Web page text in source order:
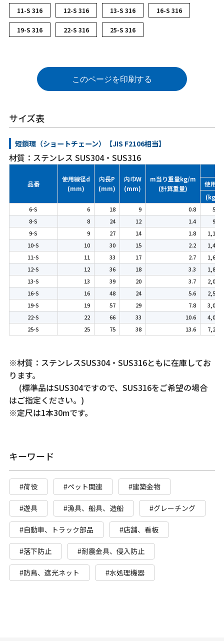
11-S 316 12-S 316 13-S 316 16-S 316
19-S 316 22-S 316 25-S 316
このページを印刷する
サイズ表
短鎖環（ショートチェーン）【JIS F2106相当】
材質：ステンレス SUS304・SUS316
品番
使用線径d
(mm)
内長P
(mm)
内巾W
(mm)
m当り重量kg/m
(計算重量)
使用
(kgf)
6-S 6 18 9 0.8
500
8-S
8 24 12 1.4
900
9-S
9 27 14 1.8
1,100
10-S
10 30 15 2.2
1,400
11-S
11 33 17 2.7
1,600
12-S
12 36 18 3.3
1,800
13-S
13 39 20 3.7
2,000
16-S
16 48 24 5.6
2,500
19-S
19 57 29 7.8
3,000
22-S
22 66 33 10.6
4,000
25-S
25 75 38 13.6 7,250
※材質：ステンレスSUS304・SUS316ともに在庫してお
ります。
(標準品はSUS304ですので、SUS316をご希望の場合
はご指定ください。)
※定尺は1本30mです。
キーワード
#荷役 #ペット関連 #建築金物
#遊具 #漁具、船具、造船 #グレーチング
#自動車、トラック部品 #店舗、看板
#落下防止 #耐震金具、侵入防止
#防鳥、遮光ネット #水処理機器